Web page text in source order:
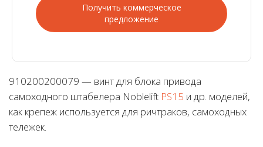
Получить коммерческое
предложение
910200200079 — винт для блока привода
самоходного штабелера Noblelift PS15 и др. моделей,
как крепеж используется для ричтраков, самоходных
тележек.